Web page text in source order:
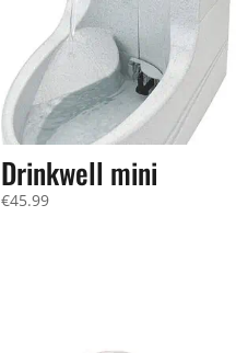
Drinkwell mini
€45.99